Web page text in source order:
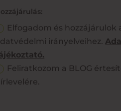
Elfogadom és hozzájárulok
irányelveihez.
Feliratkozom a BLOG